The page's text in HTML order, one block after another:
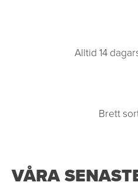
Alltid 14
Brett
VÅRA